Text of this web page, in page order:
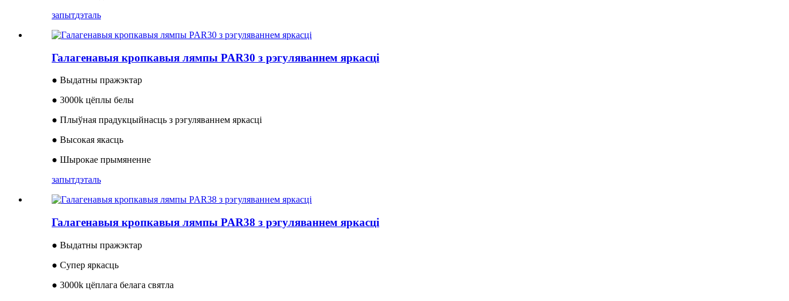
запытдэталь
Галагенавыя кропкавыя лямпы PAR30 з рэгуляваннем яркасці
● Выдатны пражэктар
● 3000k цёплы белы
● Плыўная прадукцыйнасць з рэгуляваннем яркасці
● Высокая якасць
● Шырокае прымяненне
запытдэталь
Галагенавыя кропкавыя лямпы PAR38 з рэгуляваннем яркасці
● Выдатны пражэктар
● Супер яркасць
● 3000k цёплага белага святла